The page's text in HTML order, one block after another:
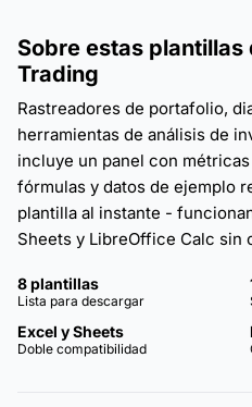
Sobre estas
Trading
Rastreadores de portafolio,
herramientas de análisis de
incluye un panel con
fórmulas y datos de ejemplo
plantilla al instante -
Sheets y LibreOffice Calc sin
8 plantillas
Lista para descargar
Excel y Sheets
Doble compatibilidad